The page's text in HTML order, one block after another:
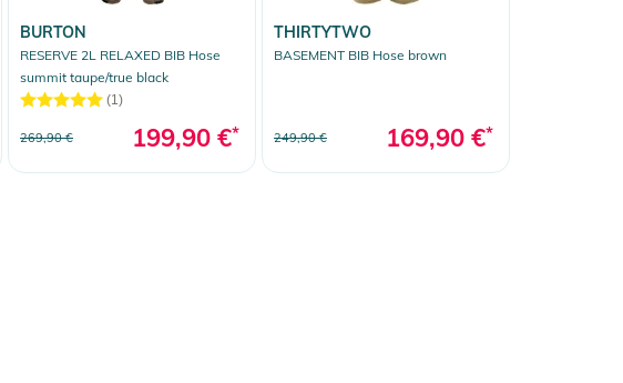
BURTON
RESERVE 2L RELAXED BIB Hose
summit taupe/true black
(1)
269,90 € 199,90 €*
THIRTYTWO
BASEMENT BIB Hose brown
249,90 € 169,90 €*